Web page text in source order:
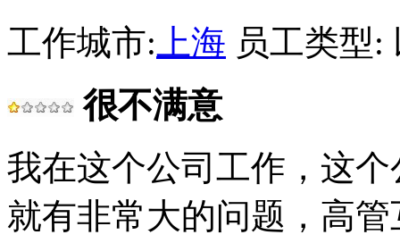
工作城市: 上海 员工类型:
很不满意
我在这个公司工作，这
就有非常大的问题，高